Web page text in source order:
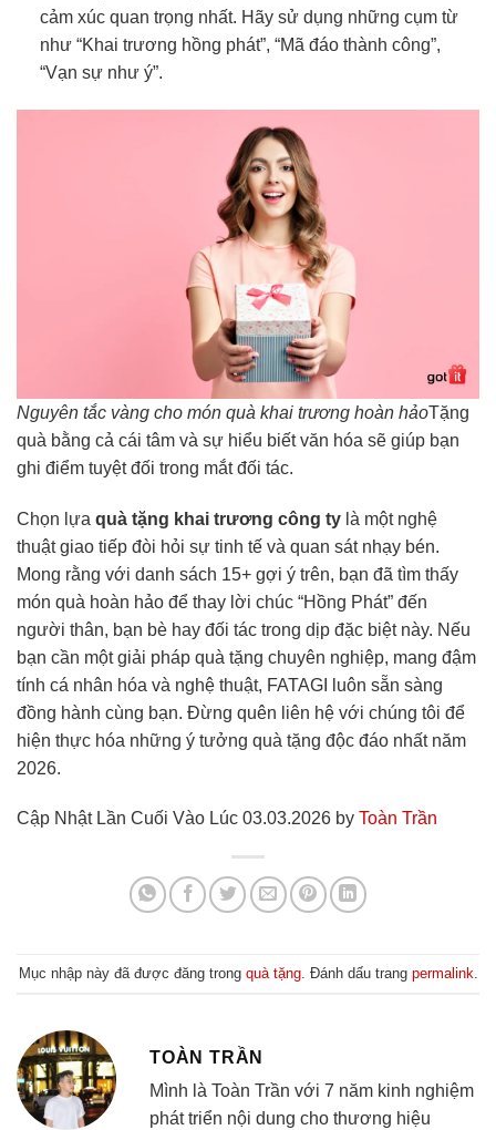
cảm xúc quan trọng nhất. Hãy sử dụng những cụm từ
như “Khai trương hồng phát”, “Mã đáo thành công”,
“Vạn sự như ý”.
Nguyên tắc vàng cho món quà khai trương hoàn hảoTặng
quà bằng cả cái tâm và sự hiểu biết văn hóa sẽ giúp bạn
ghi điểm tuyệt đối trong mắt đối tác.
Chọn lựa quà tặng khai trương công ty là một nghệ
thuật giao tiếp đòi hỏi sự tinh tế và quan sát nhạy bén.
Mong rằng với danh sách 15+ gợi ý trên, bạn đã tìm thấy
món quà hoàn hảo để thay lời chúc “Hồng Phát” đến
người thân, bạn bè hay đối tác trong dịp đặc biệt này. Nếu
bạn cần một giải pháp quà tặng chuyên nghiệp, mang đậm
tính cá nhân hóa và nghệ thuật, FATAGI luôn sẵn sàng
đồng hành cùng bạn. Đừng quên liên hệ với chúng tôi để
hiện thực hóa những ý tưởng quà tặng độc đáo nhất năm
2026.
Cập Nhật Lần Cuối Vào Lúc 03.03.2026 by Toàn Trần
Mục nhập này đã được đăng trong quà tặng. Đánh dấu trang permalink
TOÀN TRẦN
Mình là Toàn Trần với 7 năm kinh nghiệm
phát triển nội dung cho thương hiệu